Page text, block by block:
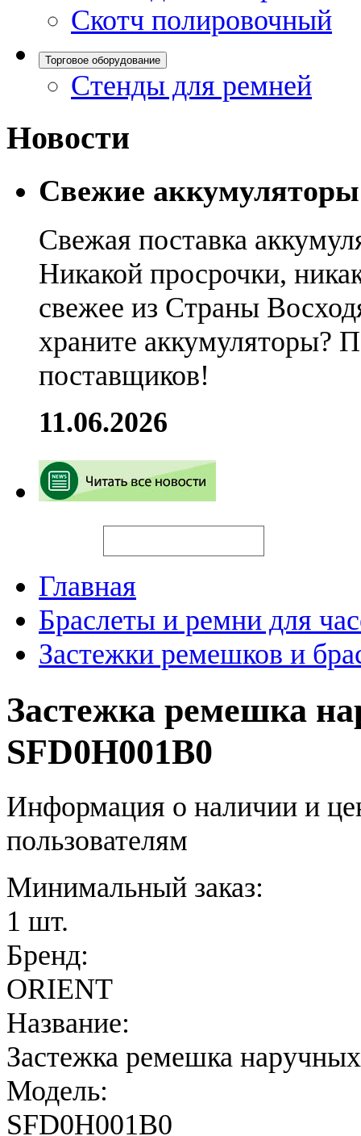
Скотч полировочный
Торговое оборудование
Стенды для ремней
Новости
Свежие
Свежая поставка
Никакой просрочки,
свежее из Страны
храните аккумуляторы?
поставщиков!
11.06.2026
Главная
Браслеты и ремни для
Застежки ремешков и
Застежка ремешка
SFD0H001B0
Информация о наличии и
пользователям
Минимальный заказ:
1 шт.
Бренд:
ORIENT
Название:
Застежка ремешка
Модель:
SFD0H001B0